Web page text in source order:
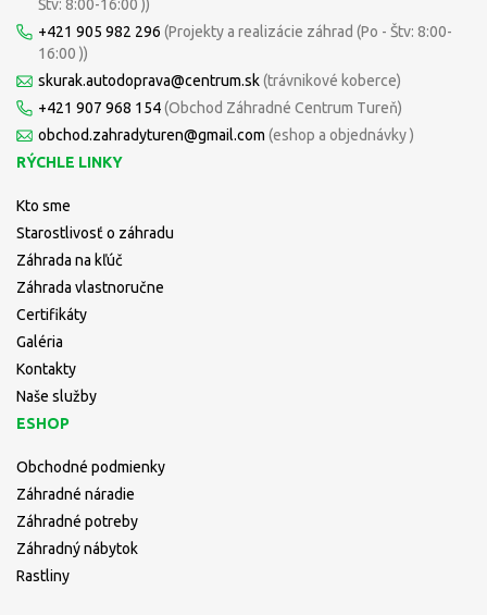
Štv: 8:00-16:00 ))
+421 905 982 296 (Projekty a realizácie záhrad (Po - Štv: 8:00-
16:00 ))
skurak.autodoprava@centrum.sk(trávnikové koberce)
+421 907 968 154(Obchod Záhradné Centrum Tureň)
obchod.zahradyturen@gmail.com (eshop a objednávky )
RÝCHLE LINKY
Kto sme
Starostlivosť o záhradu
Záhrada na kľúč
Záhrada vlastnoručne
Certifikáty
Galéria
Kontakty
Naše služby
ESHOP
Obchodné podmienky
Záhradné náradie
Záhradné potreby
Záhradný nábytok
Rastliny